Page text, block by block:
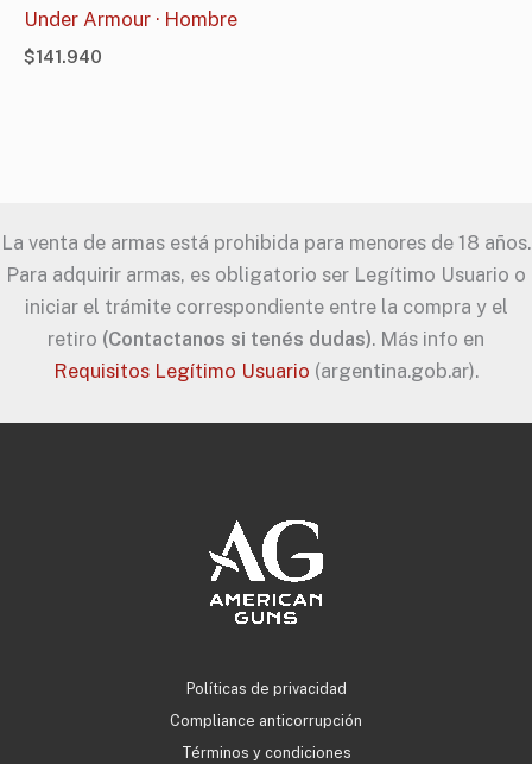
Under Armour · Hombre
$141.940
La venta de armas está prohibida para menores de 18 años.
Para adquirir armas, es obligatorio ser Legítimo Usuario o
iniciar el trámite correspondiente entre la compra y el
retiro (Contactanos si tenés dudas). Más info en
Requisitos Legítimo Usuario (argentina.gob.ar).
Políticas de privacidad
Compliance anticorrupción
Términos y condiciones